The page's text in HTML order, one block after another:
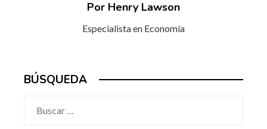
Por Henry Lawson
Especialista en Economía
BÚSQUEDA